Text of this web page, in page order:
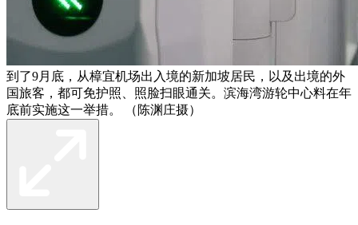
到了9月底，从樟宜机场出入境的新加坡居民，以及出境的外
国旅客，都可免护照、照脸扫眼通关。滨海湾游轮中心料在年
底前实施这一举措。 （陈渊庄摄）